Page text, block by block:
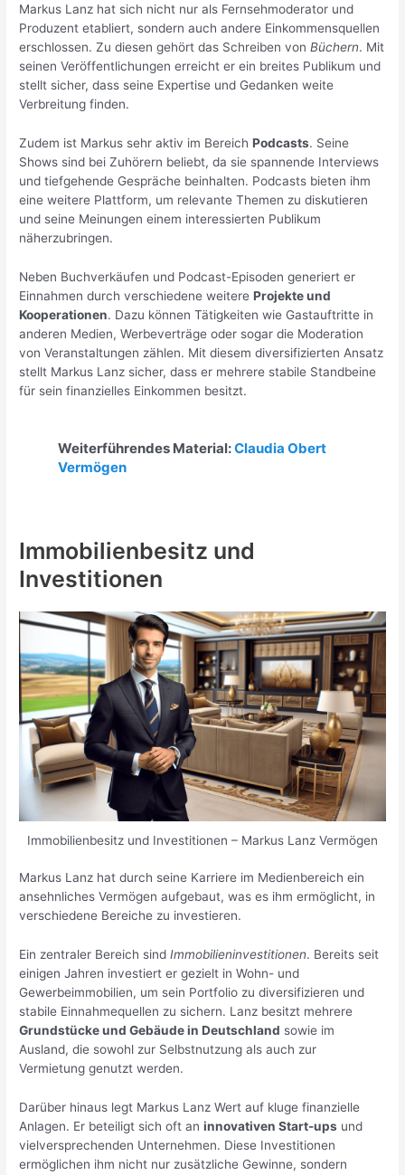
Markus Lanz hat sich nicht nur als Fernsehmoderator und
Produzent etabliert, sondern auch andere Einkommensquellen
erschlossen. Zu diesen gehört das Schreiben vonBüchern. Mit
seinen Veröffentlichungen erreicht er ein breites Publikum und
stellt sicher, dass seine Expertise und Gedanken weite
Verbreitung finden.
Zudem ist Markus sehr aktiv im BereichPodcasts. Seine
Shows sind bei Zuhörern beliebt, da sie spannende Interviews
und tiefgehende Gespräche beinhalten. Podcasts bieten ihm
eine weitere Plattform, um relevante Themen zu diskutieren
und seine Meinungen einem interessierten Publikum
näherzubringen.
Neben Buchverkäufen und Podcast-Episoden generiert er
Einnahmen durch verschiedene weitereProjekte und
Kooperationen. Dazu können Tätigkeiten wie Gastauftritte in
anderen Medien, Werbeverträge oder sogar die Moderation
von Veranstaltungen zählen. Mit diesem diversifizierten Ansatz
stellt Markus Lanz sicher, dass er mehrere stabile Standbeine
für sein finanzielles Einkommen besitzt.
Weiterführendes Material:Claudia Obert
Vermögen
Immobilienbesitz und
Investitionen
Immobilienbesitz und Investitionen – Markus Lanz Vermögen
Markus Lanz hat durch seine Karriere im Medienbereich ein
ansehnliches Vermögen aufgebaut, was es ihm ermöglicht, in
verschiedene Bereiche zu investieren.
Ein zentraler Bereich sindImmobilieninvestitionen. Bereits seit
einigen Jahren investiert er gezielt in Wohn- und
Gewerbeimmobilien, um sein Portfolio zu diversifizieren und
stabile Einnahmequellen zu sichern. Lanz besitzt mehrere
Grundstücke und Gebäude in Deutschland sowie im
Ausland, die sowohl zur Selbstnutzung als auch zur
Vermietung genutzt werden.
Darüber hinaus legt Markus Lanz Wert auf kluge finanzielle
Anlagen. Er beteiligt sich oft aninnovativen Start-ups und
vielversprechenden Unternehmen. Diese Investitionen
ermöglichen ihm nicht nur zusätzliche Gewinne, sondern